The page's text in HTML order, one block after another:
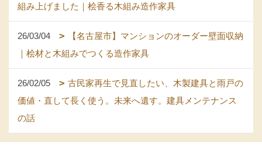
組み上げました｜桧香る木組み造作家具
26/03/04
【名古屋市】マンションのオーダー壁面収納
｜桧材と木組みでつくる造作家具
26/02/05
古民家再生で見直したい、木製建具と雨戸の
価値・直して長く使う。未来へ遺す。建具メンテナンス
の話